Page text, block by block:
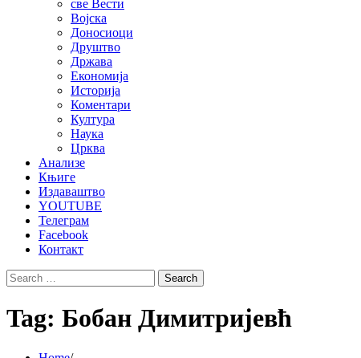
све Вести
Војска
Доносиоци
Друштво
Држава
Економија
Историја
Коментари
Култура
Наука
Црква
Анализе
Књиге
Издаваштво
YOUTUBE
Телеграм
Facebook
Контакт
Search
for:
Tag: Бобан Димитријевћ